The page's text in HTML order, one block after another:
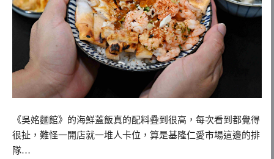
《吳姳麵館》的海鮮蓋飯真的配料疊到很高，每次看到都覺得
很扯，難怪一開店就一堆人卡位，算是基隆仁愛市場這邊的排
隊…